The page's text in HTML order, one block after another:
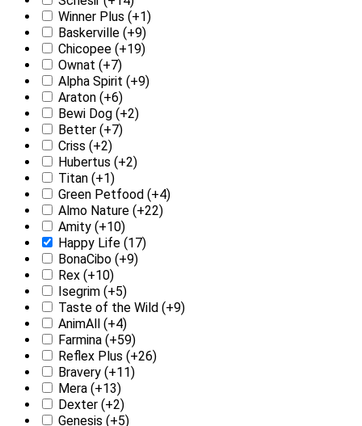
Winner Plus (+1)
Baskerville (+9)
Chicopee (+19)
Ownat (+7)
Alpha Spirit (+9)
Araton (+6)
Bewi Dog (+2)
Better (+7)
Criss (+2)
Hubertus (+2)
Titan (+1)
Green Petfood (+4)
Almo Nature (+22)
Amity (+10)
Happy Life (17)
BonaCibo (+9)
Rex (+10)
Isegrim (+5)
Taste of the Wild (+9)
AnimAll (+4)
Farmina (+59)
Reflex Plus (+26)
Bravery (+11)
Mera (+13)
Dexter (+2)
Genesis (+5)